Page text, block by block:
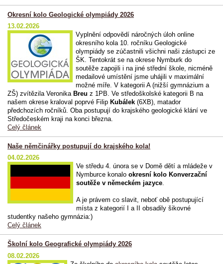
Okresní kolo Geologické olympiády 2026
13.02.2026
Vyplnění odpovědí náročných úloh online
okresního kola 10. ročníku Geologické
olympiády se zúčastnili všichni naši zástupci ze
ŠK. Tentokrát se na okrese Nymburk do
soutěže zapojili i na jiné střední škole, nicméně
medailové umístění jsme uhájili v maximální
možné míře. V kategorii A (nižší gymnázium a
ZŠ) zvítězila Veronika Breu z 1PB. Ve středoškolské kategorii B na
našem okrese kraloval poprvé Filip Kubálek (6XB), matador
předchozích ročníků. Oba postupují do krajského geologické klání ve
Středočeském kraji na konci března.
Celý článek
Naše němčinářky postupují do krajského kola!
04.02.2026
Ve středu 4. února se v Domě dětí a mládeže v
Nymburce konalookresní kolo Konverzační
soutěže v německém jazyce.
A je právem co slavit, neboť obě postupující
místa z kategorií I a II obsadily šikovné
studentky našeho gymnázia:)
Celý článek
Školní kolo Geografické olympiády 2026
08.02.2026